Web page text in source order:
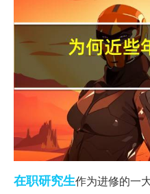
在职研究生作为进修的一